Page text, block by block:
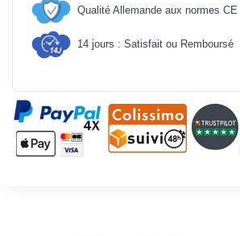
Qualité Allemande aux normes CE
14 jours : Satisfait ou Remboursé